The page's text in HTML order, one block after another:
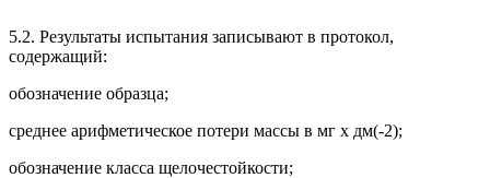
5.2. Результаты испытания записывают в протокол,
содержащий:
обозначение образца;
среднее арифметическое потери массы в мг x дм(-2);
обозначение класса щелочестойкости;